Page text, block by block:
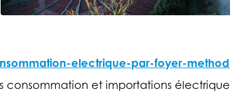
electrique-par-foyer-
et importations